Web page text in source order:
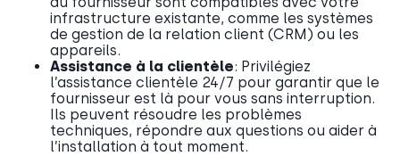
infrastructure existante, comme les systèmes
de gestion de la relation client (CRM) ou les
appareils.
Assistance à la clientèle: Privilégiez
l’assistance clientèle 24/7 pour garantir que le
fournisseur est là pour vous sans interruption.
Ils peuvent résoudre les problèmes
techniques, répondre aux questions ou aider à
l’installation à tout moment.